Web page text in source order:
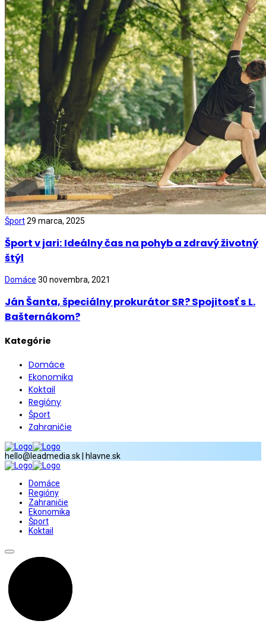
Šport29 marca, 2025
Šport v jari: Ideálny čas na pohyb a zdravý životný
štýl
Domáce 30 novembra, 2021
Ján Šanta, špeciálny prokurátor SR? Spojitosť s L.
Bašternákom?
Kategórie
Domáce
Ekonomika
Koktail
Regióny
Šport
Zahraničie
hello@leadmedia.sk | hlavne.sk
Domáce
Regióny
Zahraničie
Ekonomika
Šport
Koktail